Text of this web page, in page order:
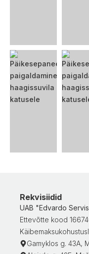
Rekvisiidid
UAB "Edvardo
Ettevõtte kood
Gamyklos g. 43A,